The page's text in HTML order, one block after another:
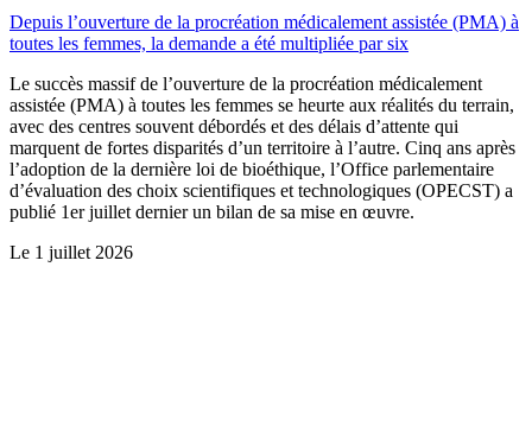
Depuis l’ouverture de la procréation médicalement assistée (PMA) à
toutes les femmes, la demande a été multipliée par six
Le succès massif de l’ouverture de la procréation médicalement
assistée (PMA) à toutes les femmes se heurte aux réalités du terrain,
avec des centres souvent débordés et des délais d’attente qui
marquent de fortes disparités d’un territoire à l’autre. Cinq ans après
l’adoption de la dernière loi de bioéthique, l’Office parlementaire
d’évaluation des choix scientifiques et technologiques (OPECST) a
publié 1er juillet dernier un bilan de sa mise en œuvre.
Le 1 juillet 2026